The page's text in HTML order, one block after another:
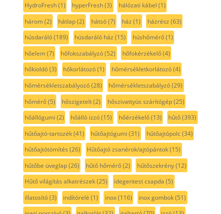
HydroFresh(1) hyperFresh(3) hálózati kábel (1)
három(2) hátlap(2) hátsó(7) ház (1) házrész (63)
húsdaráló(189) húsdaráló ház (15) húshőmérő(1)
hőelem(7) hőfokszabályzó(52) hőfokérzékelő(4)
hőkioldó(3) hőkorlátozó(1) hőmérsékletkorlátozó(4)
hőmérsékletszabályozó(28) hőmérsékletszabályzó(29)
hőmérő(5) hőszigetelt(2) hőszivattyús szárítógép(25)
hőállógumi (2) hőálló izzó(15) hőérzékelő(13) hűtő(393)
hűtőajtó-tartozék(41) hűtőajtógumi (31) hűtőajtópolc(34)
hűtőajtótömítés (26) Hűtőajtó zsanérok/ajtópántok(15)
hűtőbe üveglap(26) hűtő hőmérő(2) hűtőszekrény(12)
Hűtő világítás alkatrészek(25) idegentest csapda (5)
illatosító(3) indítórelé (1) inox(116) inox gombok(51)